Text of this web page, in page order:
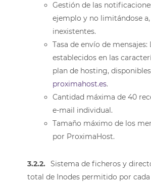
Gestión de las
ejemplo y no limitándose
inexistentes.
Tasa de envío de
establecidos en las
plan de hosting,
proximahost.es.
Cantidad máxima de 40
e-mail individual.
Tamaño máximo de los
por ProximaHost.
3.2.2. Sistema de ficheros y
total de Inodes permitido por